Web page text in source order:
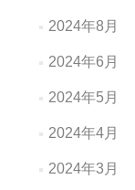
2024年8月
2024年6月
2024年5月
2024年4月
2024年3月